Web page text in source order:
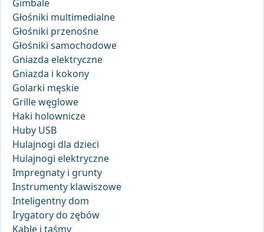
Gimbale
Głośniki multimedialne
Głośniki przenośne
Głośniki samochodowe
Gniazda elektryczne
Gniazda i kokony
Golarki męskie
Grille węglowe
Haki holownicze
Huby USB
Hulajnogi dla dzieci
Hulajnogi elektryczne
Impregnaty i grunty
Instrumenty klawiszowe
Inteligentny dom
Irygatory do zębów
Kable i taśmy